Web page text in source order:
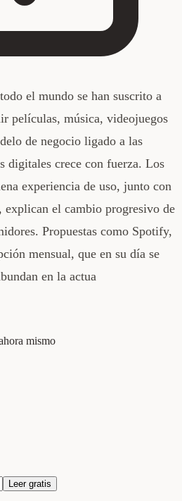
el mundo se han suscrito a
películas, música, videojuegos
de negocio ligado a las
digitales crece con fuerza. Los
experiencia de uso, junto con
explican el cambio progresivo de
Propuestas como Spotify,
mensual, que en su día se
en la actua
mismo
Leer gratis